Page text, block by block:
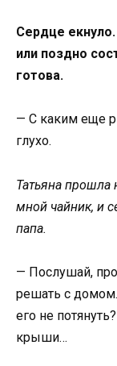
Сердце екнуло.
или поздно
готова.
— С каким еще
глухо.
Татьяна
мной чайник, и
папа.
— Послушай,
решать с
его не
крыши…